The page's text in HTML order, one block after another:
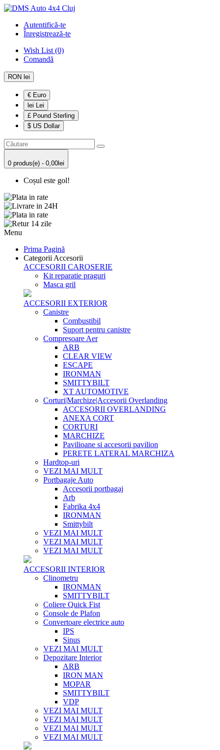
Autentifică-te
Înregistrează-te
Wish List (0)
Comandă
RON lei
€ Euro
lei Lei
£ Pound Sterling
$ US Dollar
0 produs(e) - 0,00lei
Coșul este gol!
Menu
Prima Pagină
Categorii Accesorii
ACCESORII CAROSERIE
Kit reparatie praguri
Masca gril
ACCESORII EXTERIOR
Canistre
Combustibil
Suport pentru canistre
Compresoare Aer
ARB
CLEAR VIEW
ESCAPE
IRONMAN
SMITTYBILT
XT AUTOMOTIVE
Corturi|Marchize|Accesorii Overlanding
ACCESORII OVERLANDING
ANEXA CORT
CORTURI
MARCHIZE
Pavilioane si accesorii pavilion
PERETE LATERAL MARCHIZA
Hardtop-uri
VEZI MAI MULT
Portbagaje Auto
Accesorii portbagaj
Arb
Fabrika 4x4
IRONMAN
Smittybilt
VEZI MAI MULT
VEZI MAI MULT
VEZI MAI MULT
ACCESORII INTERIOR
Clinometru
IRONMAN
SMITTYBILT
Coliere Quick Fist
Console de Plafon
Convertoare electrice auto
IPS
Sinus
VEZI MAI MULT
Depozitare Interior
ARB
IRON MAN
MOPAR
SMITTYBILT
VDP
VEZI MAI MULT
VEZI MAI MULT
VEZI MAI MULT
VEZI MAI MULT